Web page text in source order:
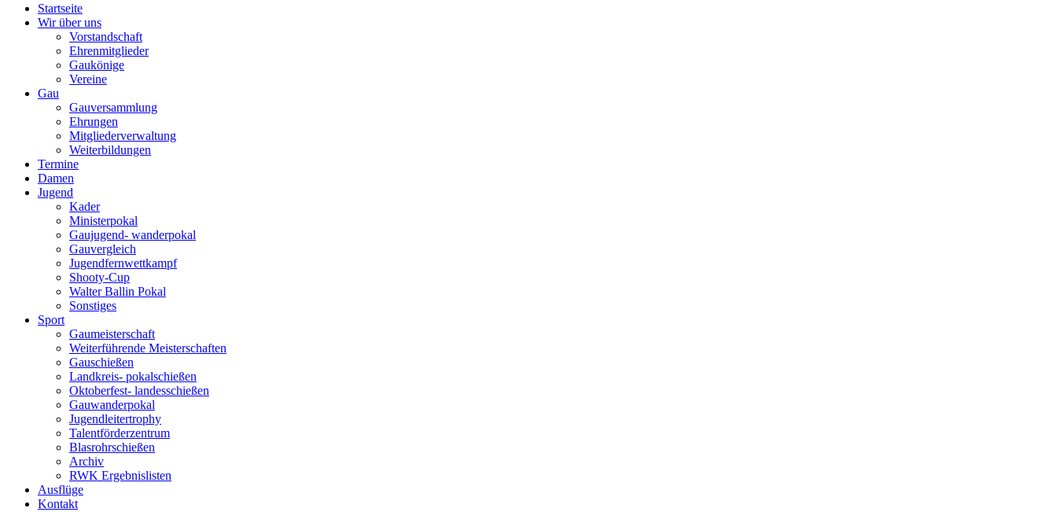
Startseite
Wir über uns
Vorstandschaft
Ehrenmitglieder
Gaukönige
Vereine
Gau
Gauversammlung
Ehrungen
Mitgliederverwaltung
Weiterbildungen
Termine
Damen
Jugend
Kader
Ministerpokal
Gaujugend- wanderpokal
Gauvergleich
Jugendfernwettkampf
Shooty-Cup
Walter Ballin Pokal
Sonstiges
Sport
Gaumeisterschaft
Weiterführende Meisterschaften
Gauschießen
Landkreis- pokalschießen
Oktoberfest- landesschießen
Gauwanderpokal
Jugendleitertrophy
Talentförderzentrum
Blasrohrschießen
Archiv
RWK Ergebnislisten
Ausflüge
Kontakt